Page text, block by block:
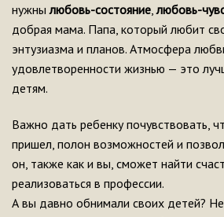
нужнылюбовь-состояние ,любовь-
добрая мама. Папа, который любит
энтузиазма и планов. Атмосфера
удовлетворенности жизнью — это
детям.
Важно дать ребенку почувствовать,
пришел, полон возможностей и
он, также как и вы, сможет найти
реализоваться в профессии.
А вы давно обнимали своих детей?